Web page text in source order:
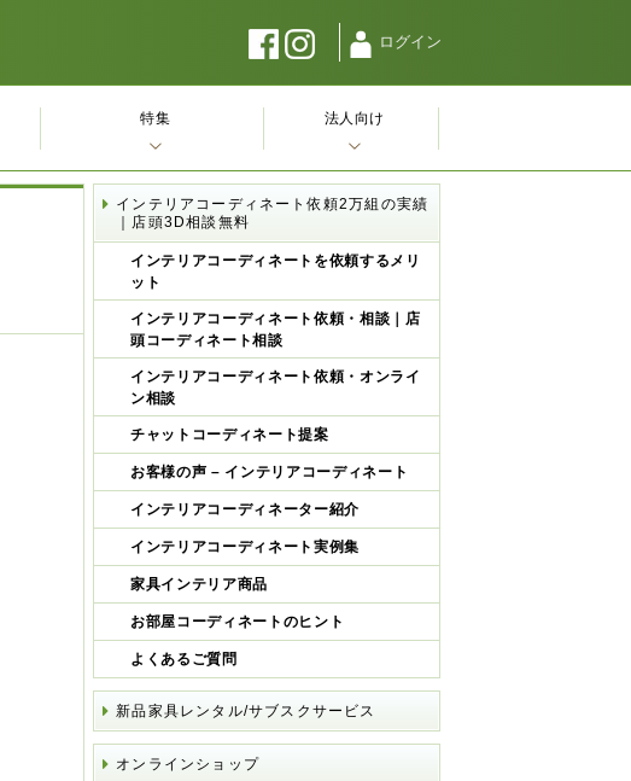
ログイン
インテリアコーディネート依頼2万組の実績
｜店頭3D相談無料
インテリアコーディネートを依頼するメリ
ット
インテリアコーディネート依頼・相談｜店
頭コーディネート相談
インテリアコーディネート依頼・オンライ
ン相談
チャットコーディネート提案
お客様の声 – インテリアコーディネート
インテリアコーディネーター紹介
インテリアコーディネート実例集
家具インテリア商品
お部屋コーディネートのヒント
よくあるご質問
新品家具レンタル/サブスクサービス
オンラインショップ
特集 法人向け